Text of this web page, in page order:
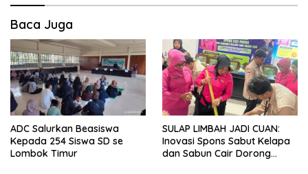
i
p
o
s
Baca Juga
ADC Salurkan Beasiswa
Kepada 254 Siswa SD se
Lombok Timur
SULAP LIMBAH JADI CUAN:
Inovasi Spons Sabut Kelapa
dan Sabun Cair Dorong